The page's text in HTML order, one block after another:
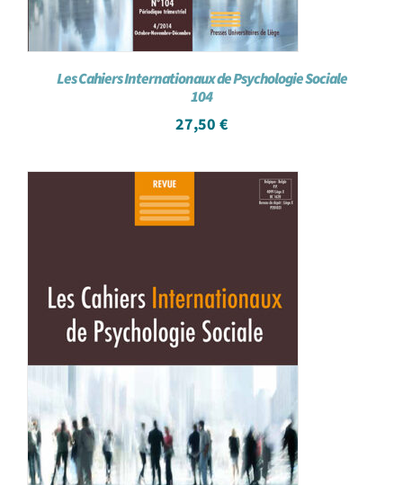
Les Cahiers Internationaux de Psychologie Sociale
104
27,50 €